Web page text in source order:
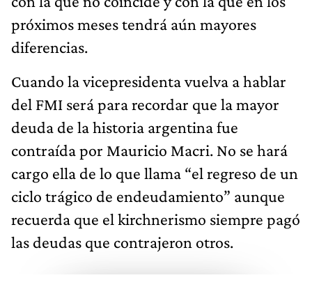
próximos meses tendrá aún mayores
diferencias.
Cuando la vicepresidenta vuelva a hablar
del FMI será para recordar que la mayor
deuda de la historia argentina fue
contraída por Mauricio Macri. No se hará
cargo ella de lo que llama “el regreso de un
ciclo trágico de endeudamiento” aunque
recuerda que el kirchnerismo siempre pagó
las deudas que contrajeron otros.